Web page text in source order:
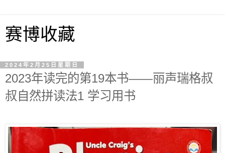
赛博收藏
2024年2月25日星期日
2023年读完的第19本书——丽声瑞格叔
叔自然拼读法1 学习用书